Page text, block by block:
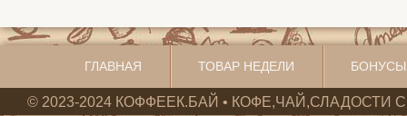
ГЛАВНАЯ ТОВАР НЕДЕЛИ
© 2023-2024 КОФФЕЕК.БАЙ • КОФЕ,ЧАЙ,СЛАДОСТИ С